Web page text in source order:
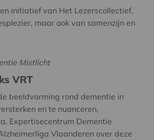
initiatief van Het Lezerscollectief,
maar ook van samenzijn en
VRT
beeldvorming rond dementie in
en te nuanceren,
Expertisecentrum Dementie
Vlaanderen over deze